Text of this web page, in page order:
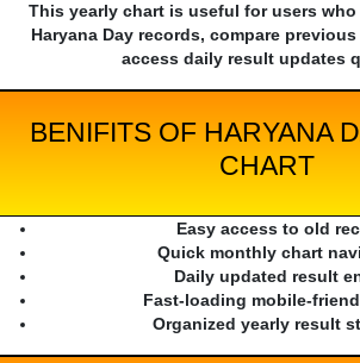
This yearly chart is useful for users
Haryana Day records, compare
access daily result updates
BENIFITS OF HARYANA
CHART
Easy access to old
Quick monthly chart
Daily updated result
Fast-loading mobile-
Organized yearly result